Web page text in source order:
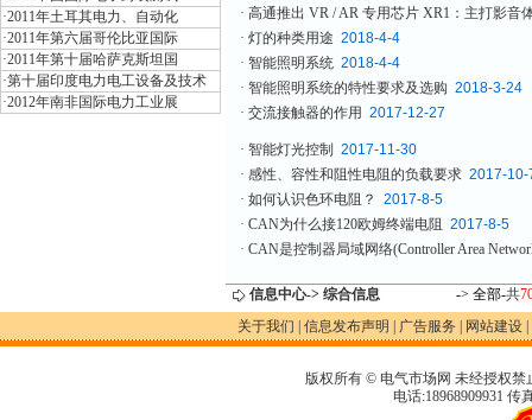
·2011年土耳其电力、自动化
·2011年第六届哥伦比亚国际
·2011年第十届哈萨克斯坦国
·第十届印度电力电工设备及技术
·2012年南非国际电力工业展
· 高通推出 VR / AR 专用芯片 XR1：主打影音
· 灯的种类用途 2018-4-4
· 智能照明系统 2018-4-4
· 智能照明系统的特性要求及选购 2018-3-24
· 交流接触器的作用 2017-12-27
· 智能灯光控制
2017-11-30
· 感性、容性和阻性电阻的负载要求 2017-10-
· 如何认识色环电阻？
2017-8-5
· CAN为什么接120欧姆终端电阻
2017-8-5
· CAN是控制器局域网络(Controller Area
信息中心-> 综合信息 -> 全部-共
关于我们
信息发布声明 广告服务 网站建设
版权所有 © 电气市场网 未经授权
电话:18968909931 传